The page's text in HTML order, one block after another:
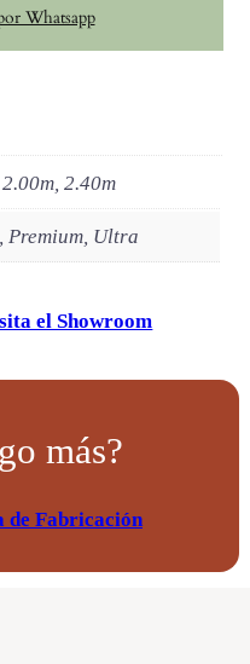
Whatsapp
2.40m
Premium, Ultra
el Showroom
más?
de Fabricación